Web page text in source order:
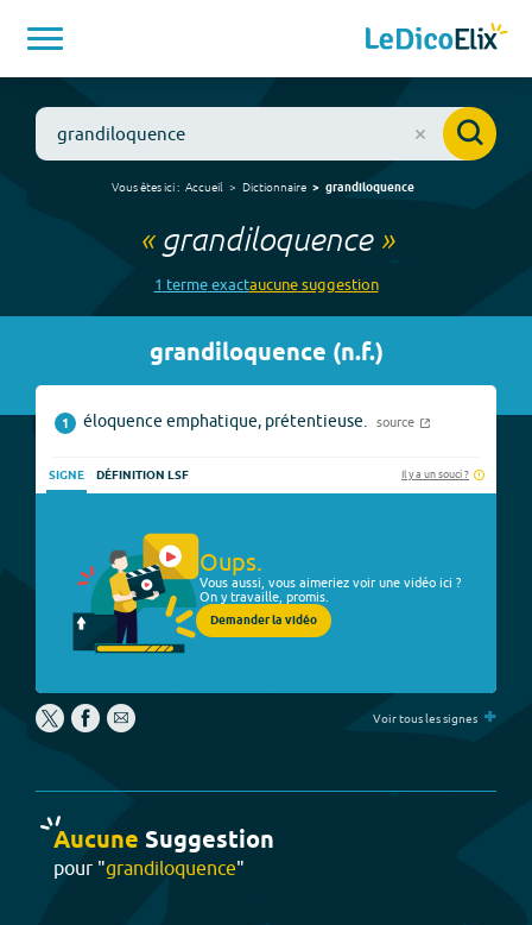
Vous êtes ici : Accueil Dictionnaire grandiloquence
« grandiloquence»
1 termeexactaucunesuggestion
grandiloquence (n.f.)
1 éloquence emphatique, prétentieuse. source
SIGNE DÉFINITION LSF Il y a un souci ?
Oups.
Vous aussi, vous aimeriez voir une vidéo ici ?
On y travaille, promis.
Demander la vidéo
Voir tous les signes +
Aucune Suggestion
pour "grandiloquence"